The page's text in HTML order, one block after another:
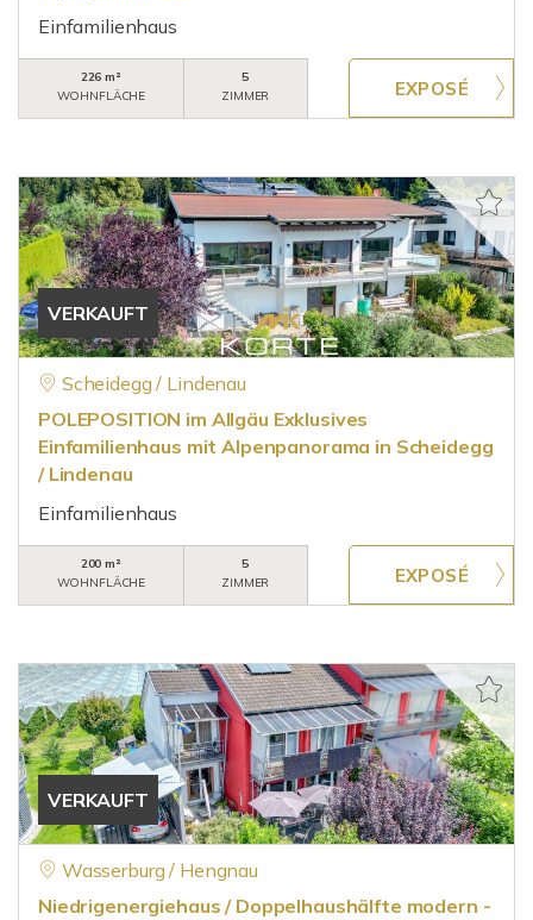
Einfamilienhaus
226 m²
WOHNFLÄCHE
5
ZIMMER
VERKAUFT
Scheidegg / Lindenau
POLEPOSITION im Allgäu Exklusives
Einfamilienhaus mit Alpenpanorama in Scheidegg
/ Lindenau
Einfamilienhaus
200 m²
WOHNFLÄCHE
5
ZIMMER
VERKAUFT
Wasserburg / Hengnau
Niedrigenergiehaus / Doppelhaushälfte modern -